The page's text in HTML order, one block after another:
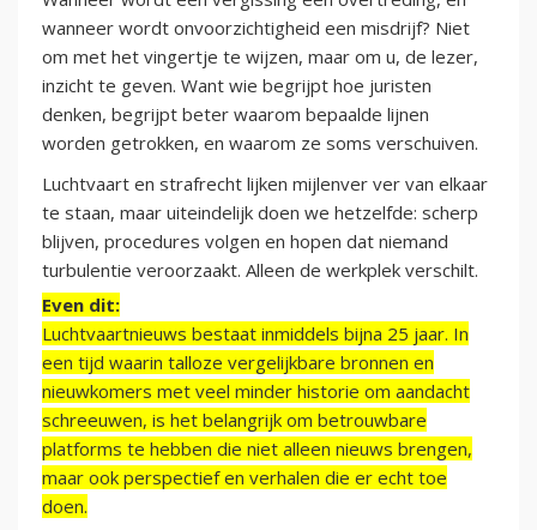
wanneer wordt onvoorzichtigheid een misdrijf? Niet
om met het vingertje te wijzen, maar om u, de lezer,
inzicht te geven. Want wie begrijpt hoe juristen
denken, begrijpt beter waarom bepaalde lijnen
worden getrokken, en waarom ze soms verschuiven.
Luchtvaart en strafrecht lijken mijlenver ver van elkaar
te staan, maar uiteindelijk doen we hetzelfde: scherp
blijven, procedures volgen en hopen dat niemand
turbulentie veroorzaakt. Alleen de werkplek verschilt.
Even dit:
Luchtvaartnieuws bestaat inmiddels bijna 25 jaar. In
een tijd waarin talloze vergelijkbare bronnen en
nieuwkomers met veel minder historie om aandacht
schreeuwen, is het belangrijk om betrouwbare
platforms te hebben die niet alleen nieuws brengen,
maar ook perspectief en verhalen die er echt toe
doen.